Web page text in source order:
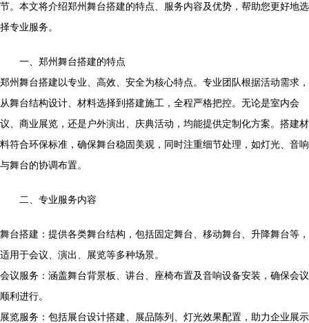
节。本文将介绍郑州舞台搭建的特点、服务内容及优势，帮助您更好地选
择专业服务。
一、郑州舞台搭建的特点
郑州舞台搭建以专业、高效、安全为核心特点。专业团队根据活动需求，
从舞台结构设计、材料选择到搭建施工，全程严格把控。无论是室内会
议、商业展览，还是户外演出、庆典活动，均能提供定制化方案。搭建材
料符合环保标准，确保舞台稳固美观，同时注重细节处理，如灯光、音响
与舞台的协调布置。
二、专业服务内容
舞台搭建：提供各类舞台结构，包括固定舞台、移动舞台、升降舞台等，
适用于会议、演出、展览等多种场景。
会议服务：涵盖舞台背景板、讲台、座椅布置及音响设备安装，确保会议
顺利进行。
展览服务：包括展台设计搭建、展品陈列、灯光效果配置，助力企业展示